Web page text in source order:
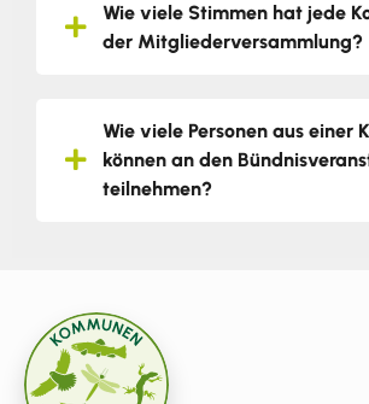
Wie viele Stimmen hat jede
der Mitgliederversammlung?
Wie viele Personen aus einer
können an den
teilnehmen?